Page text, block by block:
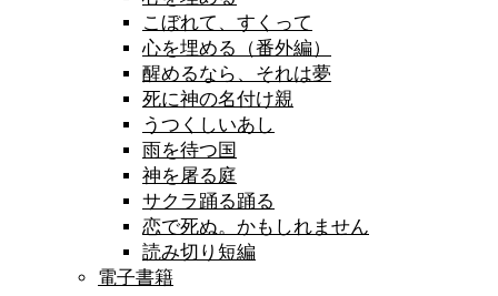
こぼれて、すくって
心を埋める（番外編）
醒めるなら、それは夢
死に神の名付け親
うつくしいあし
雨を待つ国
神を屠る庭
サクラ踊る踊る
恋で死ぬ。かもしれません
読み切り短編
電子書籍